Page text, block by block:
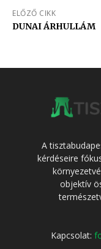
ELŐZŐ CIKK
DUNAI ÁRHULLÁM
A
kérdéseire
objektív
Kapcsolat: